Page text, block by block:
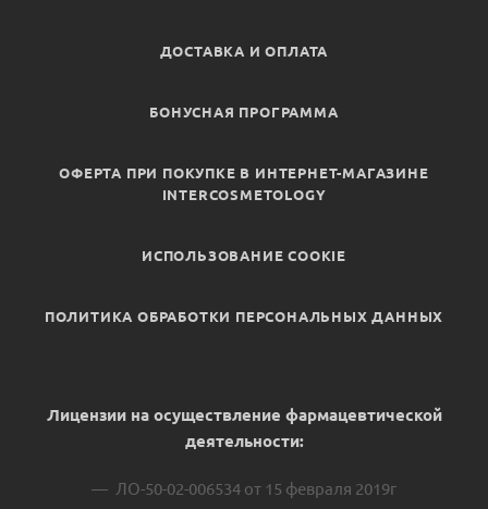
ДОСТАВКА И ОПЛАТА
БОНУСНАЯ ПРОГРАММА
ОФЕРТА ПРИ ПОКУПКЕ В ИНТЕРНЕТ-МАГАЗИНЕ
INTERCOSMETOLOGY
ИСПОЛЬЗОВАНИЕ COOKIE
ПОЛИТИКА ОБРАБОТКИ ПЕРСОНАЛЬНЫХ ДАННЫХ
Лицензии на осуществление фармацевтической
деятельности:
ЛО-50-02-006534 от 15 февраля 2019г